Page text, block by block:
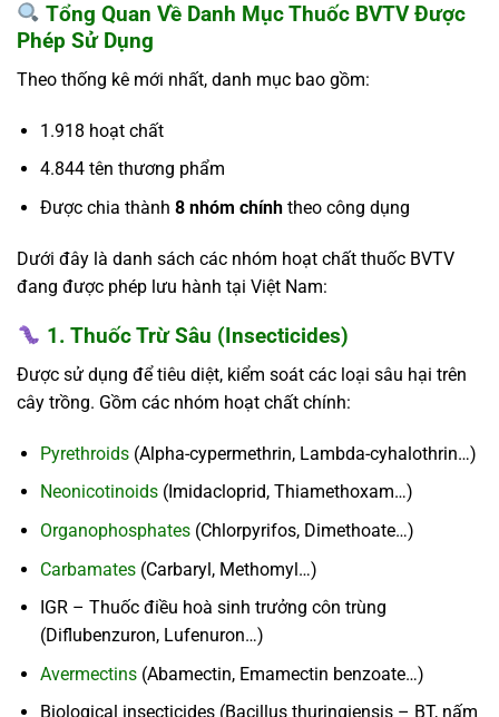
Tổng Quan Về Danh Mục Thuốc BVTV Được
Phép Sử Dụng
Theo thống kê mới nhất, danh mục bao gồm:
1.918 hoạt chất
4.844 tên thương phẩm
Được chia thành 8 nhóm chínhtheo công dụng
Dưới đây là danh sách các nhóm hoạt chất thuốc BVTV
đang được phép lưu hành tại Việt Nam:
1. Thuốc Trừ Sâu (Insecticides)
Được sử dụng để tiêu diệt, kiểm soát các loại sâu hại trên
cây trồng. Gồm các nhóm hoạt chất chính:
Pyrethroids(Alpha-cypermethrin, Lambda-cyhalothrin…)
Neonicotinoids(Imidacloprid, Thiamethoxam…)
Organophosphates(Chlorpyrifos, Dimethoate…)
Carbamates(Carbaryl, Methomyl…)
IGR – Thuốc điều hoà sinh trưởng côn trùng
(Diflubenzuron, Lufenuron…)
Avermectins(Abamectin, Emamectin benzoate…)
Biological insecticides (Bacillus thuringiensis – BT, nấm